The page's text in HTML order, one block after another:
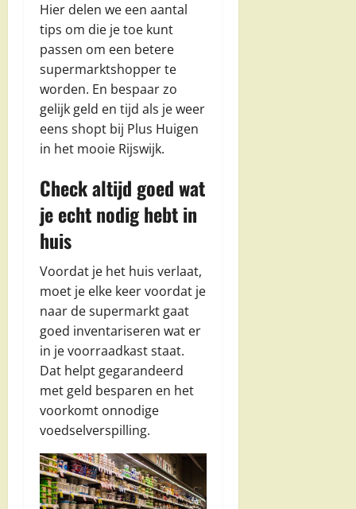
Hier delen we een aantal
tips om die je toe kunt
passen om een betere
supermarktshopper te
worden. En bespaar zo
gelijk geld en tijd als je weer
eens shopt bij Plus Huigen
in het mooie Rijswijk.
Check altijd goed wat
je echt nodig hebt in
huis
Voordat je het huis verlaat,
moet je elke keer voordat je
naar de supermarkt gaat
goed inventariseren wat er
in je voorraadkast staat.
Dat helpt gegarandeerd
met geld besparen en het
voorkomt onnodige
voedselverspilling.